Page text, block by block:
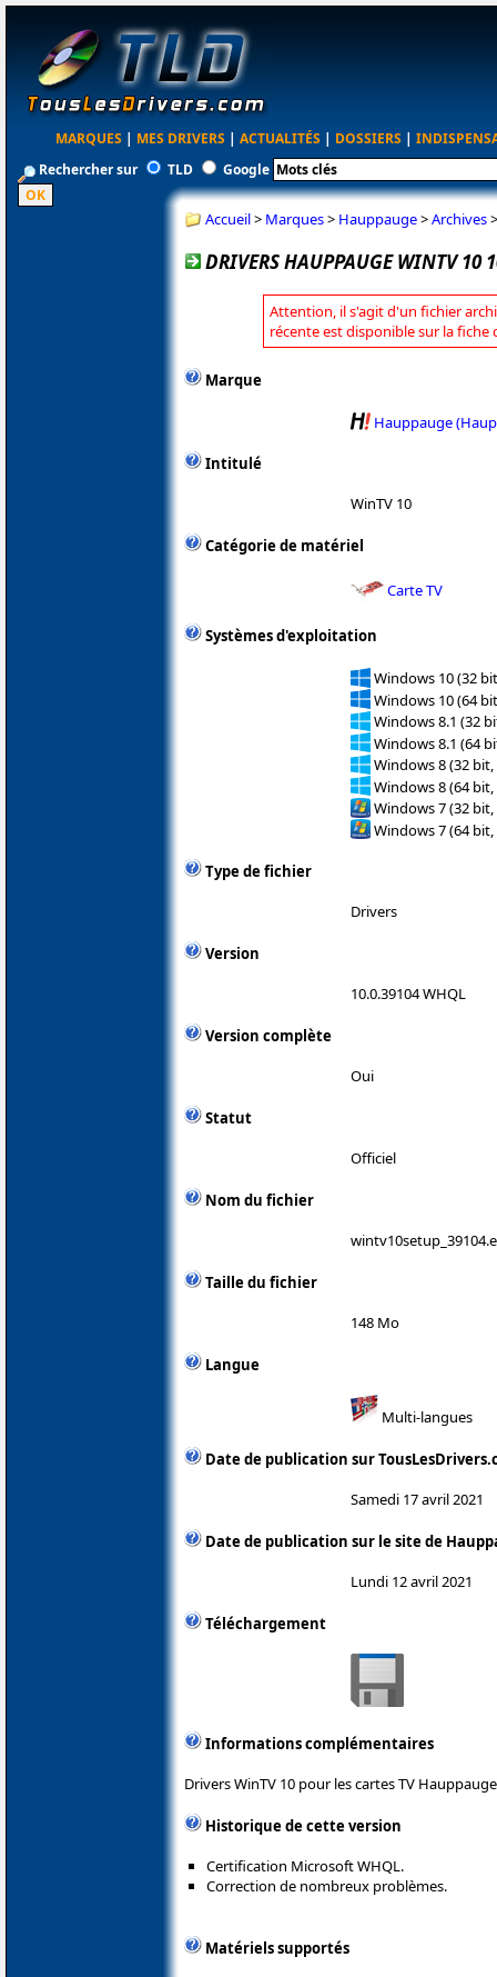
MARQUES | MES DRIVERS | ACTUALITÉS | DOSSIERS |
Rechercher sur
TLD Google
Accueil> Marques> Hauppauge>Archives
DRIVERS HAUPPAUGE WINTV 10
Attention, il s'agit d'un fichier
récente est disponible sur la fiche
Marque
Hauppauge
Intitulé
WinTV 10
Catégorie de matériel
Carte TV
Systèmes d'exploitation
Windows 10 (32
Windows 10 (64
Windows 8.1 (32
Windows 8.1 (64
Windows 8 (32 bit,
Windows 8 (64 bit,
Windows 7 (32 bit,
Windows 7 (64 bit,
Type de fichier
Drivers
Version
10.0.39104 WHQL
Version complète
Oui
Statut
Officiel
Nom du fichier
Taille du fichier
148 Mo
Langue
Multi-langues
Date de publication sur
Samedi 17 avril 2021
Date de publication sur le site de
Lundi 12 avril 2021
Téléchargement
Informations complémentaires
Drivers WinTV 10 pour les cartes TV
Historique de cette version
Certification Microsoft WHQL.
Correction de nombreux problèmes.
Matériels supportés